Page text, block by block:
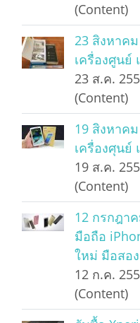
(Content)
23 สิงหาค
เครื่องศูนย์
23 ส.ค.
(Content)
19 สิงหาค
เครื่องศุนย์
19 ส.ค.
(Content)
12 กรกฎา
มือถือ
ใหม่ มือสอง
12 ก.ค.
(Content)